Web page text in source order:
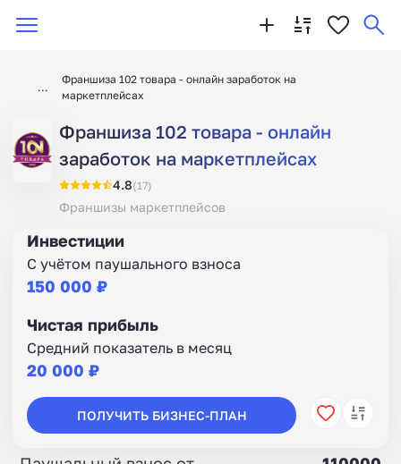
Франшиза 102 товара - онлайн заработок на
маркетплейсах
Франшиза 102 товара - онлайн
заработок на маркетплейсах
4.8(17)
Франшизы маркетплейсов
Инвестиции
С учётом паушального взноса
150 000 ₽
Чистая прибыль
Средний показатель в месяц
20 000 ₽
ПОЛУЧИТЬ БИЗНЕС-ПЛАН